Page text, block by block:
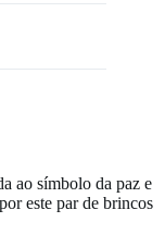
ao símbolo da paz e
este par de brincos